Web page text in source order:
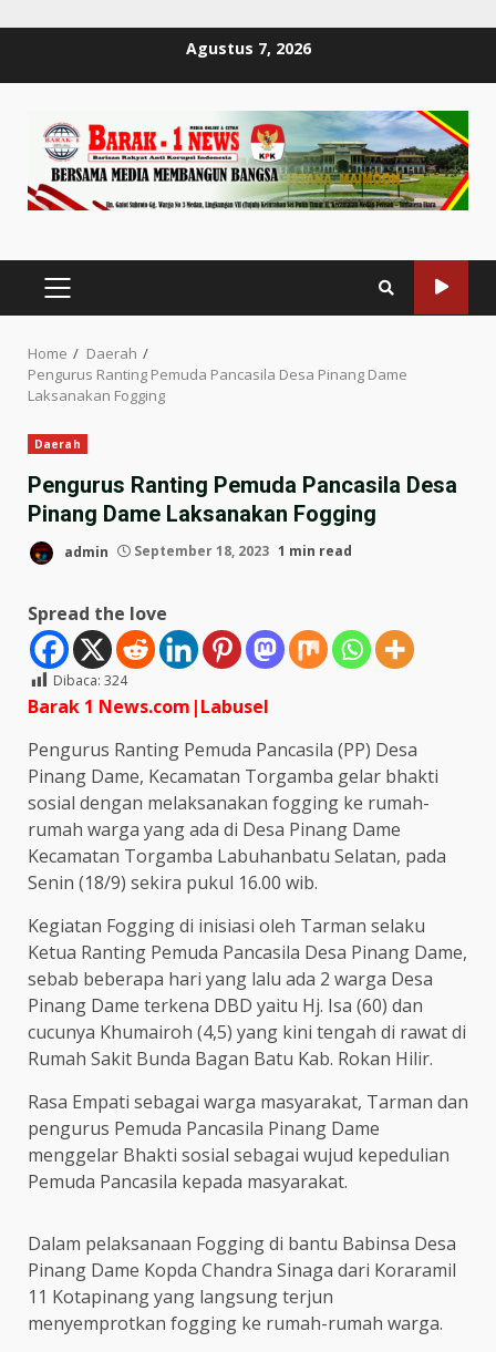
Agustus 7, 2026
PRIMARY
MENU
Home
Daerah
Pengurus Ranting Pemuda Pancasila Desa Pinang Dame
Laksanakan Fogging
Daerah
Pengurus Ranting Pemuda Pancasila Desa
Pinang Dame Laksanakan Fogging
admin September 18, 2023 1 min read
Spread the love
Dibaca: 324
Barak 1 News.com|Labusel
Pengurus Ranting Pemuda Pancasila (PP) Desa
Pinang Dame, Kecamatan Torgamba gelar bhakti
sosial dengan melaksanakan fogging ke rumah-
rumah warga yang ada di Desa Pinang Dame
Kecamatan Torgamba Labuhanbatu Selatan, pada
Senin (18/9) sekira pukul 16.00 wib.
Kegiatan Fogging di inisiasi oleh Tarman selaku
Ketua Ranting Pemuda Pancasila Desa Pinang Dame,
sebab beberapa hari yang lalu ada 2 warga Desa
Pinang Dame terkena DBD yaitu Hj. Isa (60) dan
cucunya Khumairoh (4,5) yang kini tengah di rawat di
Rumah Sakit Bunda Bagan Batu Kab. Rokan Hilir.
Rasa Empati sebagai warga masyarakat, Tarman dan
pengurus Pemuda Pancasila Pinang Dame
menggelar Bhakti sosial sebagai wujud kepedulian
Pemuda Pancasila kepada masyarakat.
Dalam pelaksanaan Fogging di bantu Babinsa Desa
Pinang Dame Kopda Chandra Sinaga dari Koraramil
11 Kotapinang yang langsung terjun
menyemprotkan fogging ke rumah-rumah warga.